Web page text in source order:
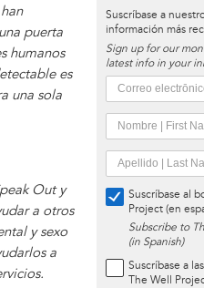
puerta
humanos
es
una sola
Out y
a otros
y sexo
a
Suscríbase a
información más
Sign up for our
latest info in your
Suscríbase al
Project (en
Subscribe to
(in Spanish)
Suscríbase a
The Well